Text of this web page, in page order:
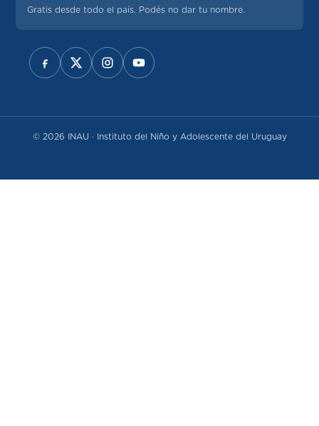
Gratis desde todo el país. Podés no dar tu nombre.
REDES SOCIALES
© 2026 INAU · Instituto del Niño y Adolescente del Uruguay